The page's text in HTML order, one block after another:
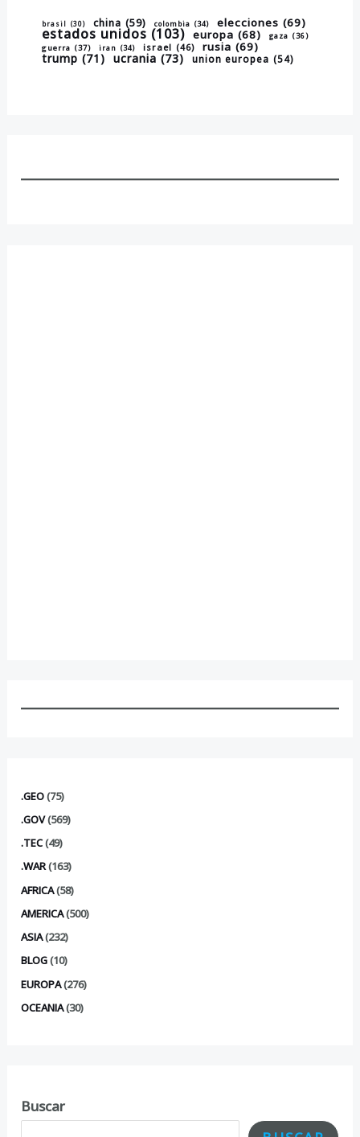
brasil (30) china (59) colombia (34) elecciones (69)
estados unidos (103) europa (68) gaza (36)
guerra (37) iran (34) israel (46) rusia (69)
trump (71) ucrania (73) union europea (54)
.GEO(75)
.GOV(569)
.TEC(49)
.WAR(163)
AFRICA(58)
AMERICA(500)
ASIA(232)
BLOG(10)
EUROPA(276)
OCEANIA(30)
Buscar